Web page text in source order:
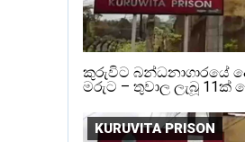
කුරුවිට බන්ධනාගාරයේ
මරුට – තුවාල ලැබූ 11ක්
KURUVITA PRISON